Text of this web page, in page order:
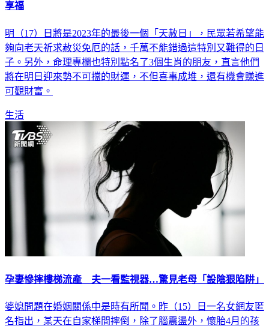
享福
明（17）日將是2023年的最後一個「天赦日」，民眾若希望能
夠向老天祈求赦災免厄的話，千萬不能錯過這特別又難得的日
子。另外，命理專欄也特別點名了3個生肖的朋友，直言他們
將在明日迎來勢不可擋的財運，不但喜事成堆，還有機會賺進
可觀財富。
生活
孕妻慘摔樓梯流產 夫一看監視器…驚見老母「設陰狠陷阱」
婆媳問題在婚姻關係中是時有所聞。昨（15）日一名女網友匿
名指出，某天在自家梯間摔倒，除了腦震盪外，懷胎4月的孩